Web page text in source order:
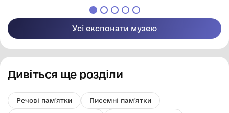
Гнатюка
Усі експонати музею
Дивіться ще розділи
Речові пам'ятки Писемні пам'ятки